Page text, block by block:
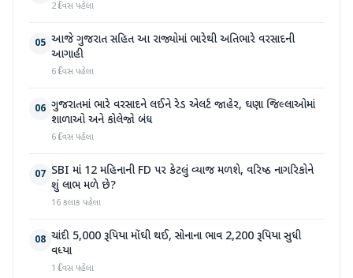
2 દિવસ પહેલા
05 આજે ગુજરાત સહિત આ રાજ્યોમાં ભારેથી અતિભારે વરસાદની
આગાહી
6 દિવસ પહેલા
06 ગુજરાતમાં ભારે વરસાદને લઈને રેડ એલર્ટ જાહેર, ઘણા જિલ્લાઓમાં
શાળાઓ અને કોલેજો બંધ
6 દિવસ પહેલા
07 SBI માં 12 મહિનાની FD પર કેટલું વ્યાજ મળશે, વરિષ્ઠ નાગરિકોને
શું લાભ મળે છે?
16 કલાક પહેલા
08 ચાંદી 5,000 રૂપિયા મોંઘી થઈ, સોનાના ભાવ 2,200 રૂપિયા સુધી
વધ્યા
1 દિવસ પહેલા